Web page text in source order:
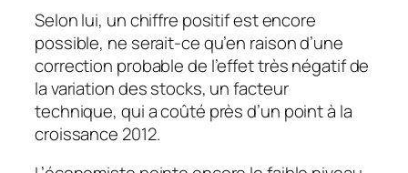
Selon lui, un chiffre positif est encore
possible, ne serait-ce qu’en raison d’une
correction probable de l’effet très négatif de
la variation des stocks, un facteur
technique, qui a coûté près d’un point à la
croissance 2012.